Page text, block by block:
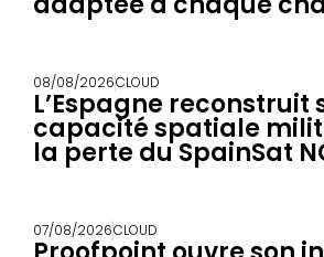
08/08/2026CLOUD
L’Espagne reconstruit
capacité spatiale
la perte du SpainSat
07/08/2026CLOUD